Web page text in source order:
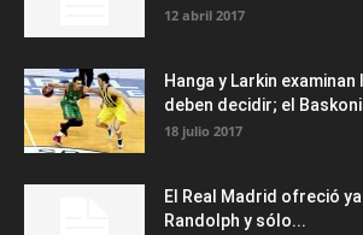
12 abril 2017
Hanga y Larkin
deben decidir; el
18 julio 2017
El Real Madrid ofreció
Randolph y sólo...